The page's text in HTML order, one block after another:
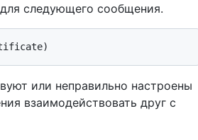
следующего сообщения.
или неправильно настроены
взаимодействовать друг с